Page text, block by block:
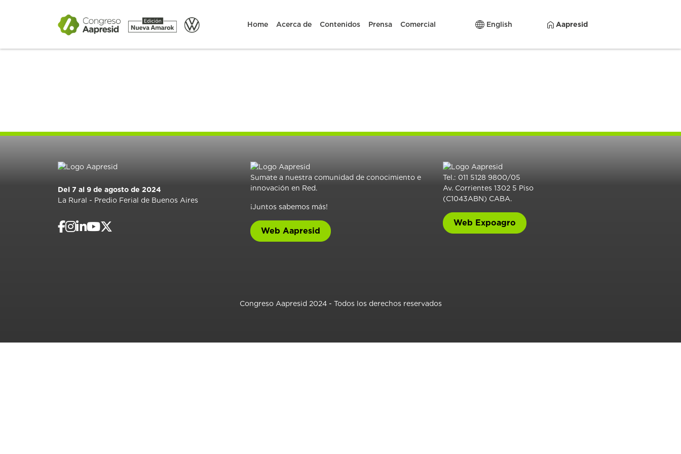
Home Acerca de Contenidos Prensa Comercial English Aapresid
Del 7 al 9 de agosto de 2024
La Rural - Predio Ferial de Buenos Aires
Sumate a nuestra comunidad de conocimiento e
innovación en Red.
¡Juntos sabemos más!
Web Aapresid
Tel.: 011 5128 9800/05
Av. Corrientes 1302 5 Piso
(C1043ABN) CABA.
Web Expoagro
Congreso Aapresid 2024 - Todos los derechos reservados